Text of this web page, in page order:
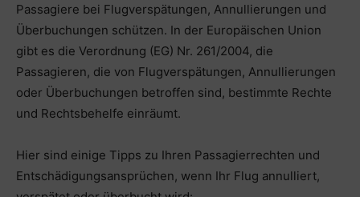
Passagiere bei Flugverspätungen, Annullierungen und
Überbuchungen schützen. In der Europäischen Union
gibt es die Verordnung (EG) Nr. 261/2004, die
Passagieren, die von Flugverspätungen, Annullierungen
oder Überbuchungen betroffen sind, bestimmte Rechte
und Rechtsbehelfe einräumt.
Hier sind einige Tipps zu Ihren Passagierrechten und
Entschädigungsansprüchen, wenn Ihr Flug annulliert,